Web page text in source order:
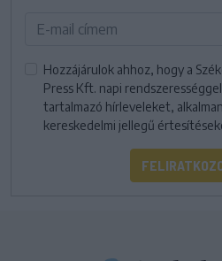
Hozzájárulok ahhoz, hogy a
Press Kft. napi
tartalmazó hírleveleket,
kereskedelmi jellegű